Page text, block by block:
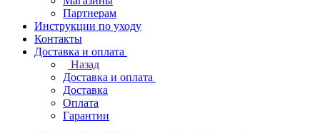
Партнерам
Инструкции по уходу
Контакты
Доставка и оплата
Назад
Доставка и оплата
Доставка
Оплата
Гарантии